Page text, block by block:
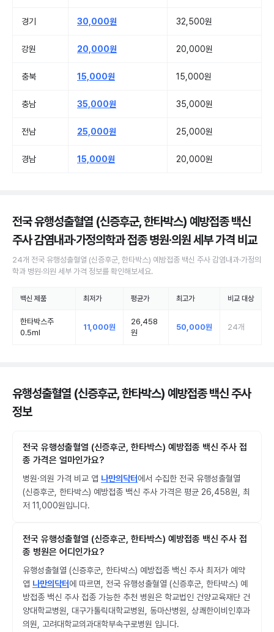
경기 30,000원 32,500원
강원 20,000원 20,000원
충북 15,000원 15,000원
충남 35,000원 35,000원
전남 25,000원 25,000원
경남 15,000원 20,000원
전국 유행성출혈열 (신증후군, 한타박스) 예방접종 백신
주사 감염내과·가정의학과 접종 병원·의원세부 가격 비교
24개 전국 유행성출혈열 (신증후군, 한타박스) 예방접종 백신 주사 감염내과·가정의
학과 병원·의원 세부 가격 정보를 확인해보세요.
백신 제품 최저가 평균가 최고가 비교 대상
한타박스주
0.5ml
11,000원
26,458
원
50,000원 24개
유행성출혈열 (신증후군, 한타박스) 예방접종 백신 주사
정보
전국 유행성출혈열 (신증후군, 한타박스) 예방접종 백신 주사 접
종 가격은 얼마인가요?
병원·의원 가격 비교 앱 나만의닥터에서 수집한 전국 유행성출혈열
(신증후군, 한타박스) 예방접종 백신 주사 가격은 평균 26,458원, 최
저 11,000원입니다.
전국 유행성출혈열 (신증후군, 한타박스) 예방접종 백신 주사 접
종 병원은 어디인가요?
유행성출혈열 (신증후군, 한타박스) 예방접종 백신 주사 최저가 예약
앱 나만의닥터에 따르면, 전국 유행성출혈열 (신증후군, 한타박스) 예
방접종 백신 주사 접종 가능한 추천 병원은 학교법인 건양교육재단 건
양대학교병원, 대구가톨릭대학교병원, 동마산병원, 상쾌한이비인후과
의원, 고려대학교의과대학부속구로병원 입니다.